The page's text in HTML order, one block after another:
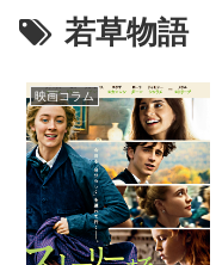
若草物語
映画コラム